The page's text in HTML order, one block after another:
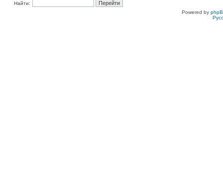
Найти:
Powered by